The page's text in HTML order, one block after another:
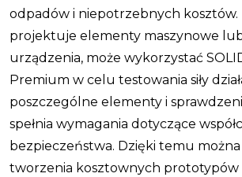
odpadów i niepotrzebnych kosztów.
projektuje elementy maszynowe lub
urządzenia, może wykorzystać
Premium w celu testowania siły
poszczególne elementy i
spełnia wymagania dotyczące
bezpieczeństwa. Dzięki temu
tworzenia kosztownych prototypów